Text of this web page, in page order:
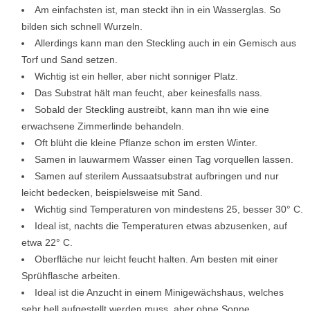
Am einfachsten ist, man steckt ihn in ein Wasserglas. So
bilden sich schnell Wurzeln.
Allerdings kann man den Steckling auch in ein Gemisch aus
Torf und Sand setzen.
Wichtig ist ein heller, aber nicht sonniger Platz.
Das Substrat hält man feucht, aber keinesfalls nass.
Sobald der Steckling austreibt, kann man ihn wie eine
erwachsene Zimmerlinde behandeln.
Oft blüht die kleine Pflanze schon im ersten Winter.
Samen in lauwarmem Wasser einen Tag vorquellen lassen.
Samen auf sterilem Aussaatsubstrat aufbringen und nur
leicht bedecken, beispielsweise mit Sand.
Wichtig sind Temperaturen von mindestens 25, besser 30° C.
Ideal ist, nachts die Temperaturen etwas abzusenken, auf
etwa 22° C.
Oberfläche nur leicht feucht halten. Am besten mit einer
Sprühflasche arbeiten.
Ideal ist die Anzucht in einem Minigewächshaus, welches